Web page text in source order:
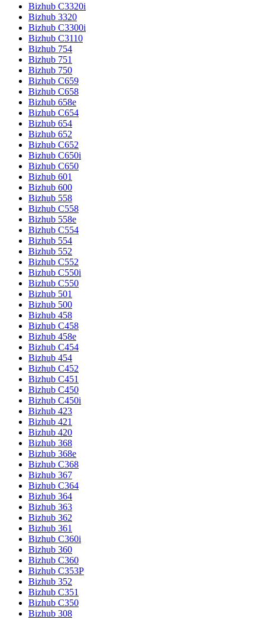
Bizhub C3320i
Bizhub 3320
Bizhub C3300i
Bizhub C3110
Bizhub 754
Bizhub 751
Bizhub 750
Bizhub C659
Bizhub C658
Bizhub 658e
Bizhub C654
Bizhub 654
Bizhub 652
Bizhub C652
Bizhub C650i
Bizhub C650
Bizhub 601
Bizhub 600
Bizhub 558
Bizhub C558
Bizhub 558e
Bizhub C554
Bizhub 554
Bizhub 552
Bizhub C552
Bizhub C550i
Bizhub C550
Bizhub 501
Bizhub 500
Bizhub 458
Bizhub C458
Bizhub 458e
Bizhub C454
Bizhub 454
Bizhub C452
Bizhub C451
Bizhub C450
Bizhub C450i
Bizhub 423
Bizhub 421
Bizhub 420
Bizhub 368
Bizhub 368e
Bizhub C368
Bizhub 367
Bizhub C364
Bizhub 364
Bizhub 363
Bizhub 362
Bizhub 361
Bizhub C360i
Bizhub 360
Bizhub C360
Bizhub C353P
Bizhub 352
Bizhub C351
Bizhub C350
Bizhub 308